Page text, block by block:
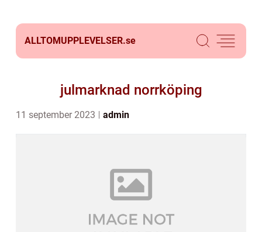
ALLTOMUPPLEVELSER.se
julmarknad norrköping
11 september 2023 admin